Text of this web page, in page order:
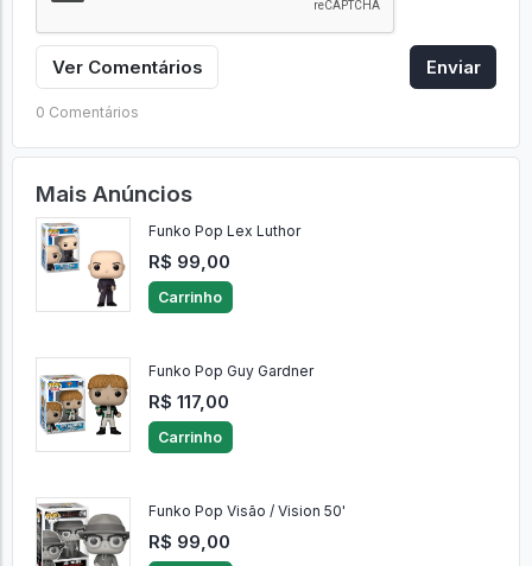
Ver Comentários Enviar
0 Comentários
Mais Anúncios
Funko Pop Lex Luthor
R$ 99,00
Carrinho
Funko Pop Guy Gardner
R$ 117,00
Carrinho
Funko Pop Visão / Vision 50'
R$ 99,00